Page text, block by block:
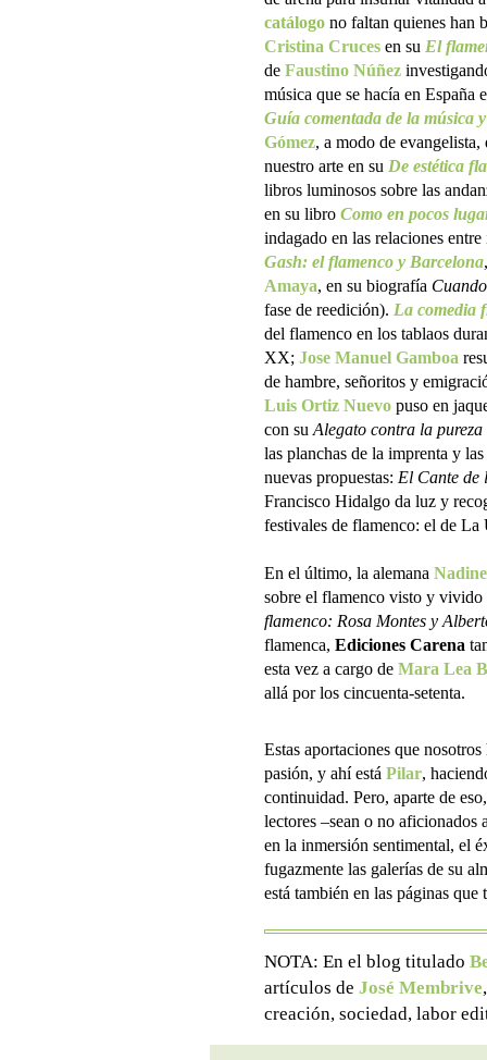
catálogo no faltan quienes han
Cristina Cruces en su El
de Faustino Núñez
música que se hacía en
Guía comentada de la música
Gómez, a modo de evangelista,
nuestro arte en su De estética
libros luminosos sobre las
en su libro Como en pocos
indagado en las relaciones
Gash: el flamenco y Barcelona
Amaya, en su biografía
fase de reedición). La comedia
del flamenco en los tablaos
XX; Jose Manuel Gamboa
de hambre, señoritos y
Luis Ortiz Nuevo puso en
con su Alegato contra la pureza
las planchas de la imprenta y
nuevas propuestas: El Cante de
Francisco Hidalgo da luz y
festivales de flamenco: el de La
En el último, la alemana
sobre el flamenco visto y vivido
flamenco: Rosa Montes y
flamenca, Ediciones Carena
esta vez a cargo de Mara Lea
allá por los cincuenta-setenta.
Estas aportaciones que
pasión, y ahí está Pilar,
continuidad. Pero, aparte de
lectores –sean o no
en la inmersión sentimental, el
fugazmente las galerías de su
está también en las páginas
NOTA: En el blog titulado
artículos de José Membrive
creación, sociedad, labor